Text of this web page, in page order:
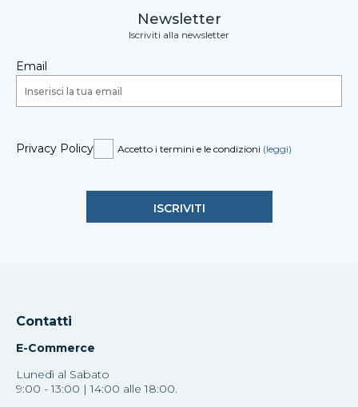
Newsletter
Iscriviti alla newsletter
Email
Privacy Policy Accetto i termini e le condizioni (leggi)
Contatti
E-Commerce
Lunedì al Sabato
9:00 - 13:00 | 14:00 alle 18:00.